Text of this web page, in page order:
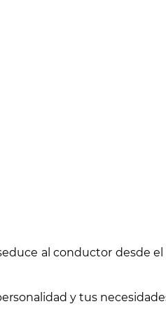
al conductor desde
y tus